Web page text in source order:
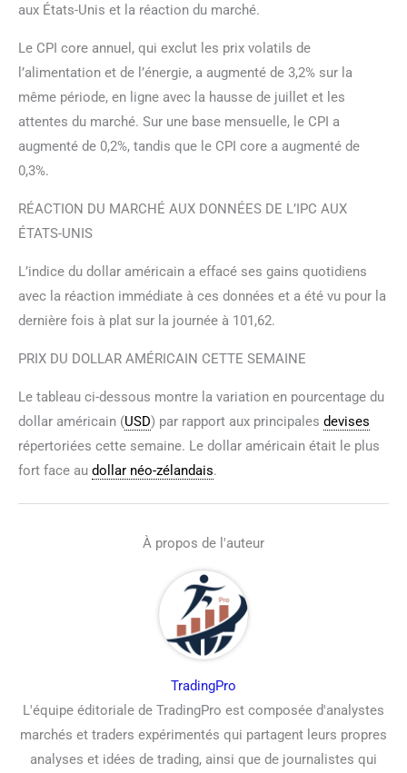
aux États-Unis et la réaction du marché.
Le CPI core annuel, qui exclut les prix volatils de
l’alimentation et de l’énergie, a augmenté de 3,2% sur la
même période, en ligne avec la hausse de juillet et les
attentes du marché. Sur une base mensuelle, le CPI a
augmenté de 0,2%, tandis que le CPI core a augmenté de
0,3%.
RÉACTION DU MARCHÉ AUX DONNÉES DE L’IPC AUX
ÉTATS-UNIS
L’indice du dollar américain a effacé ses gains quotidiens
avec la réaction immédiate à ces données et a été vu pour la
dernière fois à plat sur la journée à 101,62.
PRIX DU DOLLAR AMÉRICAIN CETTE SEMAINE
Le tableau ci-dessous montre la variation en pourcentage du
dollar américain (USD) par rapport aux principales devises
répertoriées cette semaine. Le dollar américain était le plus
fort face au dollar néo-zélandais.
À propos de l'auteur
TradingPro
L'équipe éditoriale de TradingPro est composée d'analystes
marchés et traders expérimentés qui partagent leurs propres
analyses et idées de trading, ainsi que de journalistes qui